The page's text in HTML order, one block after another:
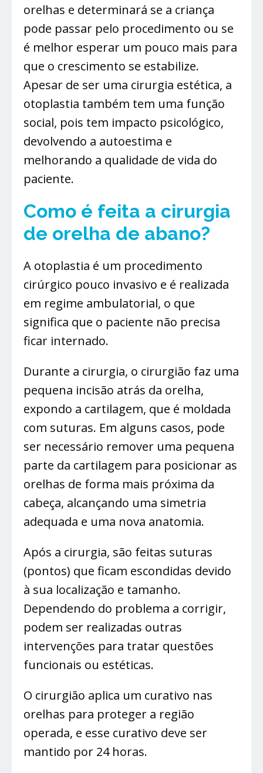
orelhas e determinará se a criança
pode passar pelo procedimento ou se
é melhor esperar um pouco mais para
que o crescimento se estabilize.
Apesar de ser uma cirurgia estética, a
otoplastia também tem uma função
social, pois tem impacto psicológico,
devolvendo a autoestima e
melhorando a qualidade de vida do
paciente.
Como é feita a cirurgia
de orelha de abano?
A otoplastia é um procedimento
cirúrgico pouco invasivo e é realizada
em regime ambulatorial, o que
significa que o paciente não precisa
ficar internado.
Durante a cirurgia, o cirurgião faz uma
pequena incisão atrás da orelha,
expondo a cartilagem, que é moldada
com suturas. Em alguns casos, pode
ser necessário remover uma pequena
parte da cartilagem para posicionar as
orelhas de forma mais próxima da
cabeça, alcançando uma simetria
adequada e uma nova anatomia.
Após a cirurgia, são feitas suturas
(pontos) que ficam escondidas devido
à sua localização e tamanho.
Dependendo do problema a corrigir,
podem ser realizadas outras
intervenções para tratar questões
funcionais ou estéticas.
O cirurgião aplica um curativo nas
orelhas para proteger a região
operada, e esse curativo deve ser
mantido por 24 horas.